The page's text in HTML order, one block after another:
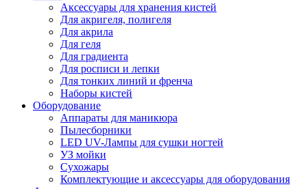
Аксессуары для хранения кистей
Для акригеля, полигеля
Для акрила
Для геля
Для градиента
Для росписи и лепки
Для тонких линий и френча
Наборы кистей
Оборудование
Аппараты для маникюра
Пылесборники
LED UV-Лампы для сушки ногтей
УЗ мойки
Сухожары
Комплектующие и аксессуары для оборудования